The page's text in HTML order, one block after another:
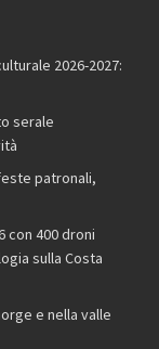
2026-2027:
serale
patronali,
con 400 droni
sulla Costa
e nella valle